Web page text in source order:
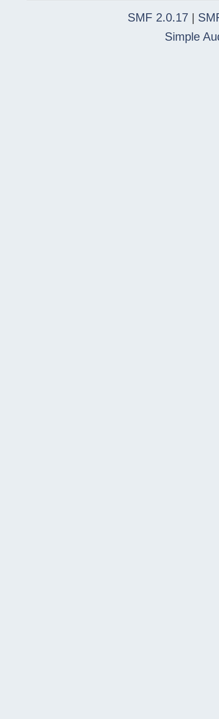
SMF 2.0.17 |
Simple